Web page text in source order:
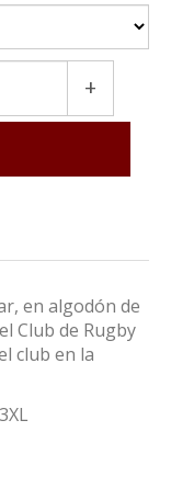
+
en algodón de
Club de Rugby
club en la